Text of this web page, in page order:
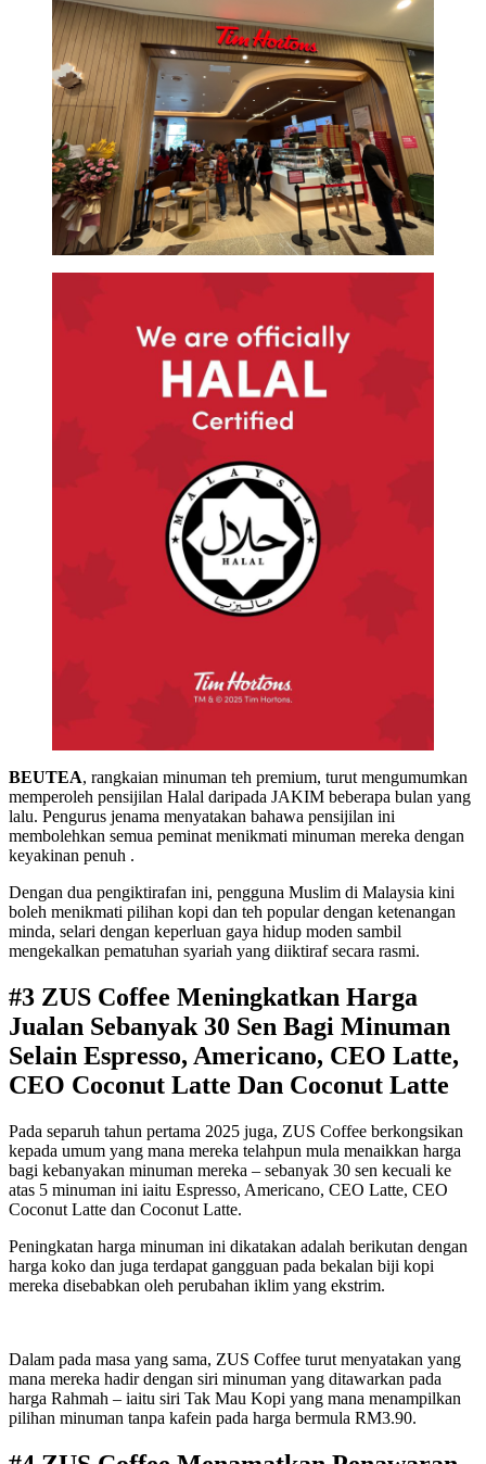
BEUTEA, rangkaian minuman teh premium, turut mengumumkan
memperoleh pensijilan Halal daripada JAKIM beberapa bulan yang
lalu. Pengurus jenama menyatakan bahawa pensijilan ini
membolehkan semua peminat menikmati minuman mereka dengan
keyakinan penuh .
Dengan dua pengiktirafan ini, pengguna Muslim di Malaysia kini
boleh menikmati pilihan kopi dan teh popular dengan ketenangan
minda, selari dengan keperluan gaya hidup moden sambil
mengekalkan pematuhan syariah yang diiktiraf secara rasmi.
#3 ZUS Coffee Meningkatkan Harga
Jualan Sebanyak 30 Sen Bagi Minuman
Selain Espresso, Americano, CEO Latte,
CEO Coconut Latte Dan Coconut Latte
Pada separuh tahun pertama 2025 juga, ZUS Coffee berkongsikan
kepada umum yang mana mereka telahpun mula menaikkan harga
bagi kebanyakan minuman mereka – sebanyak 30 sen kecuali ke
atas 5 minuman ini iaitu Espresso, Americano, CEO Latte, CEO
Coconut Latte dan Coconut Latte.
Peningkatan harga minuman ini dikatakan adalah berikutan dengan
harga koko dan juga terdapat gangguan pada bekalan biji kopi
mereka disebabkan oleh perubahan iklim yang ekstrim.
Dalam pada masa yang sama, ZUS Coffee turut menyatakan yang
mana mereka hadir dengan siri minuman yang ditawarkan pada
harga Rahmah – iaitu siri Tak Mau Kopi yang mana menampilkan
pilihan minuman tanpa kafein pada harga bermula RM3.90.